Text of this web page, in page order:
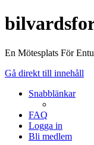
En Mötesplats För
Gå direkt till innehåll
Snabblänkar
FAQ
Logga in
Bli medlem